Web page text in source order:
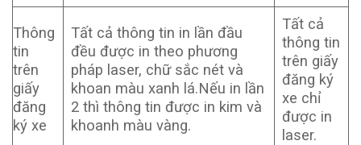
Thông
tin
trên
giấy
đăng
ký xe
Tất cả thông tin in lần đầu
đều được in theo phương
pháp laser, chữ sắc nét và
khoan màu xanh lá.Nếu in lần
2 thì thông tin được in kim và
khoanh màu vàng.
Tất cả
thông tin
trên giấy
đăng ký
xe chỉ
được in
laser.